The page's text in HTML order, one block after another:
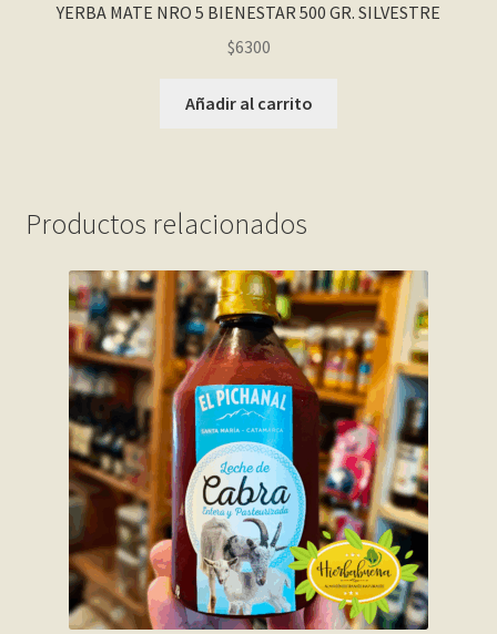
YERBA MATE NRO 5 BIENESTAR 500 GR. SILVESTRE
$6300
Añadir al carrito
Productos relacionados